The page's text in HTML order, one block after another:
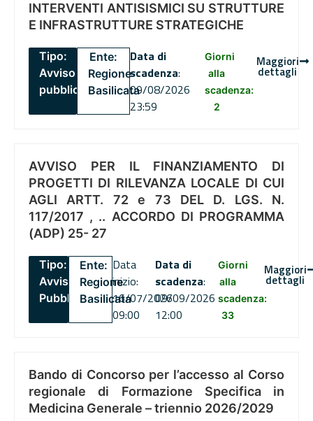
INTERVENTI ANTISISMICI SU STRUTTURE
E INFRASTRUTTURE STRATEGICHE
Tipo:
Avviso
pubblico
Ente:
Regione
Basilicata
Data di
scadenza:
09/08/2026
23:59
Giorni
alla
scadenza:
2
Maggiori
dettagli
AVVISO PER IL FINANZIAMENTO DI
PROGETTI DI RILEVANZA LOCALE DI CUI
AGLI ARTT. 72 e 73 DEL D. LGS. N.
117/2017 , .. ACCORDO DI PROGRAMMA
(ADP) 25- 27
Tipo:
Avviso
Pubblico
Ente:
Regione
Basilicata
Data
inizio:
16/07/2026
09:00
Data di
scadenza:
09/09/2026
12:00
Giorni
alla
scadenza:
33
Maggiori
dettagli
Bando di Concorso per l’accesso al Corso
regionale di Formazione Specifica in
Medicina Generale – triennio 2026/2029